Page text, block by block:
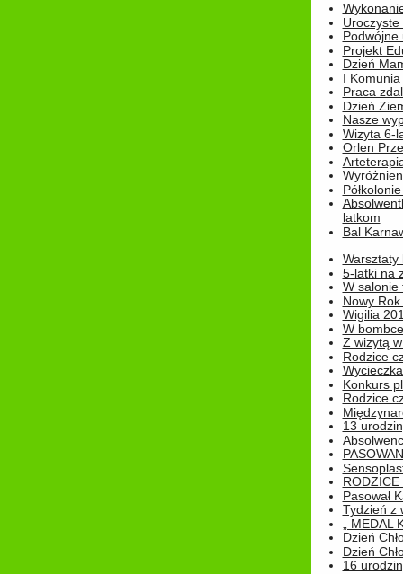
Podwójne
Projekt
Dzień
I
Praca
Dzień
Nasze
Wizyta 6-
Orlen
latkom
Bal
Warsztaty
5-latki na
W salonie
Nowy
Wigilia
W bombce
Z wizytą
Rodzice
Konkurs
Rodzice
13
Pasował
Tydzień z
„
Dzień
Dzień
16